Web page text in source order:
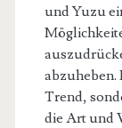
und Yuzu
abzuheben.
Trend,
die Art und